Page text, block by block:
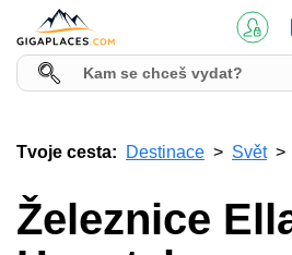
Tvoje cesta: Destinace Svět
Železnice